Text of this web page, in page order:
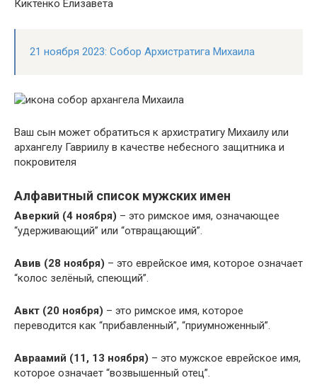
Киктенко Елизавета
21 ноября 2023: Собор Архистратига Михаила
Ваш сын может обратиться к архистратигу Михаилу или
архангелу Гавриилу в качестве небесного защитника и
покровителя
Алфавитный список мужских имен
Аверкий (4 ноября) – это римское имя, означающее
“удерживающий” или “отвращающий”.
Авив (28 ноября) – это еврейское имя, которое означает
“колос зелёный, спеющий”.
Авкт (20 ноября) – это римское имя, которое
переводится как “прибавленный”, “приумноженный”.
Авраамий (11, 13 ноября) – это мужское еврейское имя,
которое означает “возвышенный отец”.